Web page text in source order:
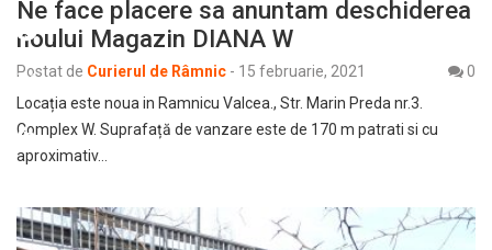
Ne face placere sa anuntam deschiderea
noului Magazin DIANA W
Postat de Curierul de Râmnic - 15 februarie, 2021
0
Locația este noua in Ramnicu Valcea., Str. Marin Preda nr.3.
Complex W. Suprafață de vanzare este de 170 m patrati si cu
aproximativ…